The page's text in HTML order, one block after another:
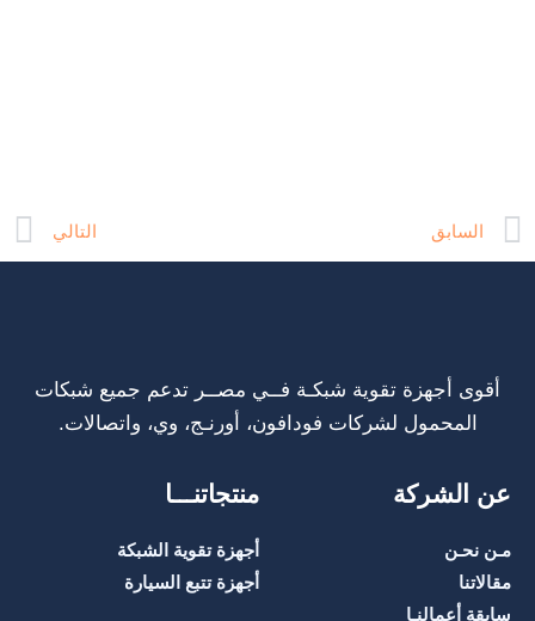
Prev
السابق التالي
أقوى أجهزة تقوية شبكـة فــي مصــر تدعم جميع شبكات
المحمول لشركات فودافون، أورنـج، وي، واتصالات.
عن الشركة
مـن نحـن
مقالاتنا
سابقة أعمالنـا
منتجاتنـــا
أجهزة تقوية الشبكة
أجهزة تتبع السيارة